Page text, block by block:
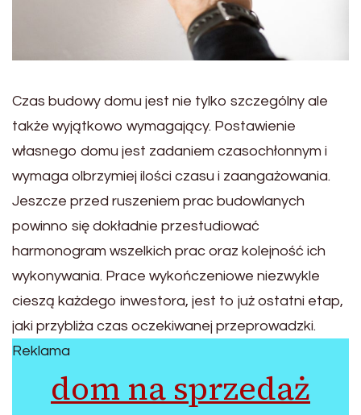
Czas budowy domu jest nie tylko szczególny ale
także wyjątkowo wymagający. Postawienie
własnego domu jest zadaniem czasochłonnym i
wymaga olbrzymiej ilości czasu i zaangażowania.
Jeszcze przed ruszeniem prac budowlanych
powinno się dokładnie przestudiować
harmonogram wszelkich prac oraz kolejność ich
wykonywania. Prace wykończeniowe niezwykle
cieszą każdego inwestora, jest to już ostatni etap,
jaki przybliża czas oczekiwanej przeprowadzki.
Reklama
dom na sprzedaż